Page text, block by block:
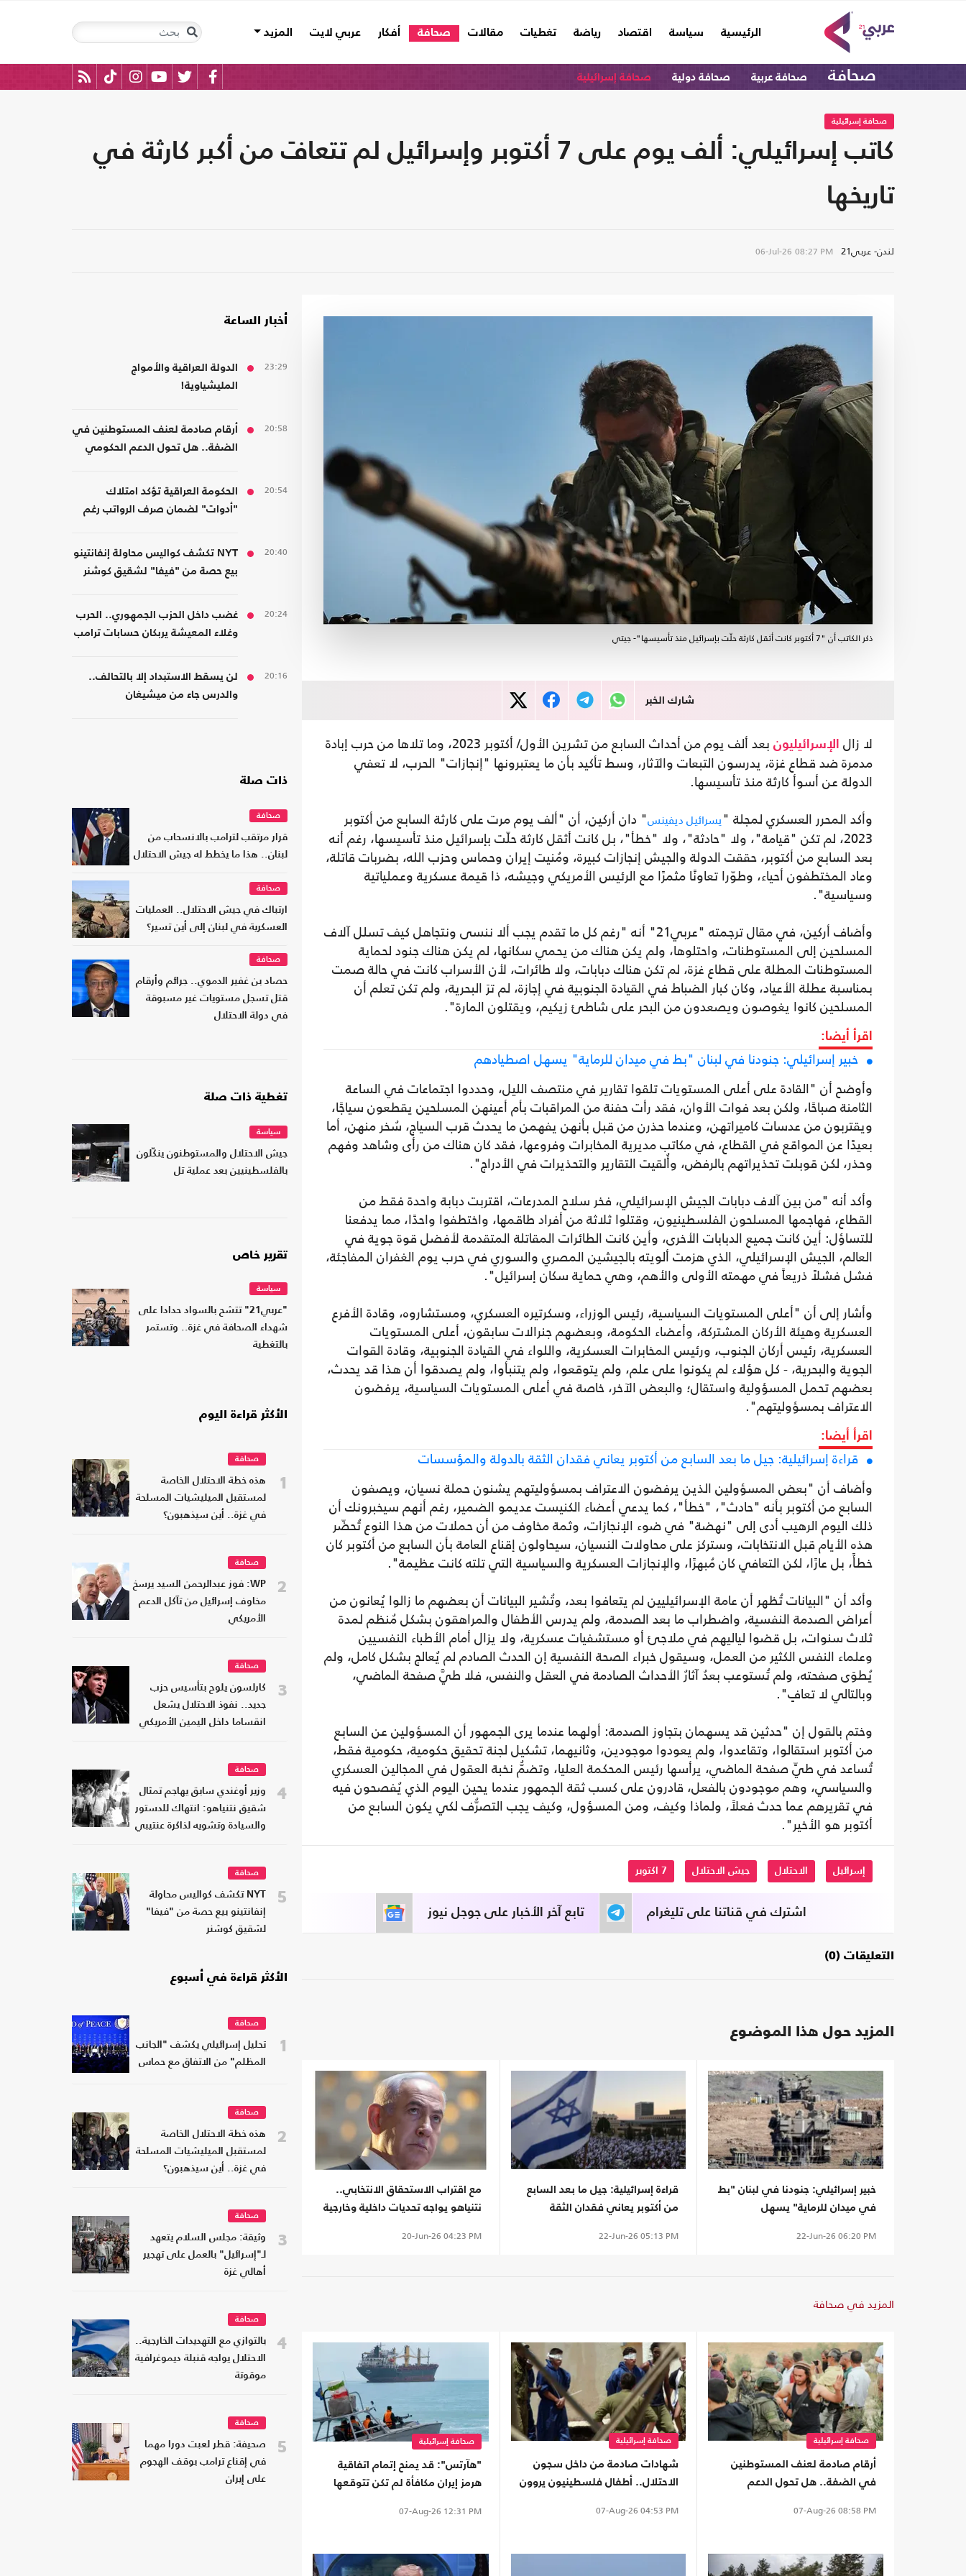
الرئيسية
(current) سياسة اقتصاد رياضة تغطيات مقالات صحافة أفكار عربي لايت المزيد
صحافة صحافة عربية صحافة دولية صحافة إسرائيلية
صحافة إسرائيلية
كاتب إسرائيلي: ألف يوم على 7 أكتوبر وإسرائيل لم تتعافَ من أكبر كارثة في
تاريخها
لندن- عربي21 06-Jul-26 08:27 PM
ذكر الكاتب أن "7 أكتوبر كانت أثقل كارثة حلّت بإسرائيل منذ تأسيسها"- جيتي
شارك الخبر
لا زال الإسرائيليون
بعد ألف يوم من أحداث السابع من تشرين الأول/ أكتوبر 2023، وما تلاها من حرب إبادة
مدمرة ضد قطاع غزة، يدرسون التبعات والآثار، وسط تأكيد بأن ما يعتبرونها "إنجازات" الحرب، لا تعفي
الدولة عن أسوأ كارثة منذ تأسيسها.
وأكد المحرر العسكري لمجلة "يسرائيل ديفينس" دان أركين، أن "ألف يوم مرت على كارثة السابع من أكتوبر
2023، لم تكن "قيامة"، ولا "حادثة"، ولا "خطأ"، بل كانت أثقل كارثة حلّت بإسرائيل منذ تأسيسها، رغم أنه
بعد السابع من أكتوبر، حققت الدولة والجيش إنجازات كبيرة، ومُنيت إيران وحماس وحزب الله، بضربات قاتلة،
وعاد المختطفون أحياء، وطوّرا تعاونًا مثمرًا مع الرئيس الأمريكي وجيشه، ذا قيمة عسكرية وعملياتية
وسياسية".
وأضاف أركين، في مقال ترجمته "عربي21" أنه "رغم كل ما تقدم يجب ألا ننسى ونتجاهل كيف تسلل آلاف
المسلحين إلى المستوطنات، واحتلوها، ولم يكن هناك من يحمي سكانها، لم يكن هناك جنود لحماية
المستوطنات المطلة على قطاع غزة، لم تكن هناك دبابات، ولا طائرات، لأن الأسراب كانت في حالة صمت
بمناسبة عطلة الأعياد، وكان كبار الضباط في القيادة الجنوبية في إجازة، لم ترَ البحرية، ولم تكن تعلم أن
المسلحين كانوا يغوصون ويصعدون من البحر على شاطئ زيكيم، ويقتلون المارة".
اقرأ أيضا:
خبير إسرائيلي: جنودنا في لبنان "بط في ميدان للرماية" يسهل اصطيادهم
وأوضح أن "القادة على أعلى المستويات تلقوا تقارير في منتصف الليل، وحددوا اجتماعات في الساعة
الثامنة صباحًا، ولكن بعد فوات الأوان، فقد رأت حفنة من المراقبات بأم أعينهن المسلحين يقطعون سياجًا،
ويقتربون من عدسات كاميراتهن، وعندما حذرن من قبل بأنهن يفهمن ما يحدث قرب السياج، سُخر منهن، أما
بعيدًا عن المواقع في القطاع، في مكاتب مديرية المخابرات وفروعها، فقد كان هناك من رأى وشاهد وفهم
وحذر، لكن قوبلت تحذيراتهم بالرفض، وأُلقيت التقارير والتحذيرات في الأدراج".
وأكد أنه "من بين آلاف دبابات الجيش الإسرائيلي، فخر سلاح المدرعات، اقتربت دبابة واحدة فقط من
القطاع، فهاجمها المسلحون الفلسطينيون، وقتلوا ثلاثة من أفراد طاقمها، واختطفوا واحدًا، مما يدفعنا
للتساؤل: أين كانت جميع الدبابات الأخرى، وأين كانت الطائرات المقاتلة المتقدمة لأفضل قوة جوية في
العالم، الجيش الإسرائيلي، الذي هزمت ألويته بالجيشين المصري والسوري في حرب يوم الغفران المفاجئة،
فشل فشلاً ذريعاً في مهمته الأولى والأهم، وهي حماية سكان إسرائيل".
وأشار إلى أن "أعلى المستويات السياسية، رئيس الوزراء، وسكرتيره العسكري، ومستشاروه، وقادة الأفرع
العسكرية وهيئة الأركان المشتركة، وأعضاء الحكومة، وبعضهم جنرالات سابقون، أعلى المستويات
العسكرية، رئيس أركان الجنوب، ورئيس المخابرات العسكرية، واللواء في القيادة الجنوبية، وقادة القوات
الجوية والبحرية، - كل هؤلاء لم يكونوا على علم، ولم يتوقعوا، ولم يتنبأوا، ولم يصدقوا أن هذا قد يحدث،
بعضهم تحمل المسؤولية واستقال؛ والبعض الآخر، خاصة في أعلى المستويات السياسية، يرفضون
الاعتراف بمسؤوليتهم".
اقرأ أيضا:
قراءة إسرائيلية: جيل ما بعد السابع من أكتوبر يعاني فقدان الثقة بالدولة والمؤسسات
وأضاف أن "بعض المسؤولين الذين يرفضون الاعتراف بمسؤوليتهم يشنون حملة نسيان، ويصفون
السابع من أكتوبر بأنه "حادث"، "خطأ"، كما يدعي أعضاء الكنيست عديمو الضمير، رغم أنهم سيخبرونك أن
ذلك اليوم الرهيب أدى إلى "نهضة" في ضوء الإنجازات، وثمة مخاوف من أن حملات من هذا النوع تُحضّر
هذه الأيام قبل الانتخابات، وستركز على محاولات النسيان، سيحاولون إقناع العامة بأن السابع من أكتوبر كان
خطأً، بل عارًا، لكن التعافي كان مُبهرًا، والإنجازات العسكرية والسياسية التي تلته كانت عظيمة".
وأكد أن "البيانات تُظهر أن عامة الإسرائيليين لم يتعافوا بعد، وتُشير البيانات أن بعضهم ما زالوا يُعانون من
أعراض الصدمة النفسية، واضطراب ما بعد الصدمة، ولم يدرس الأطفال والمراهقون بشكل مُنظم لمدة
ثلاث سنوات، بل قضوا لياليهم في ملاجئ أو مستشفيات عسكرية، ولا يزال أمام الأطباء النفسيين
وعلماء النفس الكثير من العمل، وسيقول خبراء الصحة النفسية إن الحدث الصادم لم يُعالج بشكل كامل، ولم
يُطوَى صفحته، ولم تُستوعب بعدُ آثارُ الأحداث الصادمة في العقل والنفس، فلا طيَّ صفحة الماضي،
وبالتالي لا تعافٍ".
وختم بالقول إن "حدثين قد يسهمان بتجاوز الصدمة: أولهما عندما يرى الجمهور أن المسؤولين عن السابع
من أكتوبر استقالوا، وتقاعدوا، ولم يعودوا موجودين، وثانيهما، تشكيل لجنة تحقيق حكومية، حكومية فقط،
تُساعد في طيِّ صفحة الماضي، يرأسها رئيس المحكمة العليا، وتضمُّ نخبة العقول في المجالين العسكري
والسياسي، وهم موجودون بالفعل، قادرون على كسب ثقة الجمهور عندما يحين اليوم الذي يُفصحون فيه
في تقريرهم عما حدث فعلاً، ولماذا وكيف، ومن المسؤول، وكيف يجب التصرُّف لكي يكون السابع من
أكتوبر هو الأخير".
إسرائيل الاحتلال جيش الاحتلال 7 اكتوبر
تابع آخر الأخبار على جوجل نيوز اشترك في قناتنا على تليغرام
التعليقات (0)
المزيد حول هذا الموضوع
خبير إسرائيلي: جنودنا في لبنان "بط
في ميدان للرماية" يسهل
22-Jun-26 06:20 PM
قراءة إسرائيلية: جيل ما بعد السابع
من أكتوبر يعاني فقدان الثقة
22-Jun-26 05:13 PM
مع اقتراب الاستحقاق الانتخابي..
نتنياهو يواجه تحديات داخلية وخارجية
20-Jun-26 04:23 PM
المزيد في صحافة
صحافة إسرائيلية
أرقام صادمة لعنف المستوطنين
في الضفة.. هل تحول الدعم
07-Aug-26 08:58 PM
صحافة إسرائيلية
شهادات صادمة من داخل سجون
الاحتلال.. أطفال فلسطينيون يروون
07-Aug-26 04:53 PM
صحافة إسرائيلية
"هآرتس": قد يمنح إتمام اتفاقية
هرمز إيران مكافأة لم تكن تتوقعها
07-Aug-26 12:31 PM
أخبار الساعة
23:29
الدولة العراقية والأمواج
المليشياوية!
20:58
أرقام صادمة لعنف المستوطنين في
الضفة.. هل تحول الدعم الحكومي
20:54
الحكومة العراقية تؤكد امتلاك
"أدوات" لضمان صرف الرواتب رغم
20:40
NYT تكشف كواليس محاولة إنفانتينو
بيع حصة من "فيفا" لشقيق كوشنر
20:24
غضب داخل الحزب الجمهوري.. الحرب
وغلاء المعيشة يربكان حسابات ترامب
20:16
لن يسقط الاستبداد إلا بالتحالف..
والدرس جاء من ميشيغان
ذات صلة
صحافة
قرار مرتقب لترامب بالانسحاب من
لبنان.. هذا ما يخطط له جيش الاحتلال
صحافة
ارتباك في جيش الاحتلال.. العمليات
العسكرية في لبنان إلى أين تسير؟
صحافة
حصاد بن غفير الدموي.. جرائم وأرقام
قتل تسجل مستويات غير مسبوقة
في دولة الاحتلال
تغطية ذات صلة
سياسة
جيش الاحتلال والمستوطنون ينكّلون
بالفلسطينيين بعد عملية تل
تقرير خاص
سياسة
"عربي21" تتشح بالسواد حدادا على
شهداء الصحافة في غزة.. وتستمر
بالتغطية
الأكثر قراءة اليوم
1
صحافة
هذه خطة الاحتلال الخاصة
لمستقبل الميليشيات المسلحة
في غزة.. أين سيذهبون؟
2
صحافة
WP: فوز عبدالرحمن السيد يرسخ
مخاوف إسرائيل من تآكل الدعم
الأمريكي
3
صحافة
كارلسون يلوح بتأسيس حزب
جديد.. نفوذ الاحتلال يشعل
انقساما داخل اليمين الأمريكي
4
صحافة
وزير أوغندي سابق يهاجم تمثال
شقيق نتنياهو: انتهاك للدستور
والسيادة وتشويه لذاكرة عنتيبي
5
صحافة
NYT تكشف كواليس محاولة
إنفانتينو بيع حصة من "فيفا"
لشقيق كوشنر
الأكثر قراءة في أسبوع
1
صحافة
تحليل إسرائيلي يكشف "الجانب
المظلم" من الاتفاق مع حماس
2
صحافة
هذه خطة الاحتلال الخاصة
لمستقبل الميليشيات المسلحة
في غزة.. أين سيذهبون؟
3
صحافة
وثيقة: مجلس السلام يتعهد
لـ"إسرائيل" بالعمل على تهجير
أهالي غزة
4
صحافة
بالتوازي مع التهديدات الخارجية..
الاحتلال يواجه قنبلة ديموغرافية
موقوتة
5
صحافة
صحيفة: قطر لعبت دورا مهما
في إقناع ترامب بوقف الهجوم
على إيران